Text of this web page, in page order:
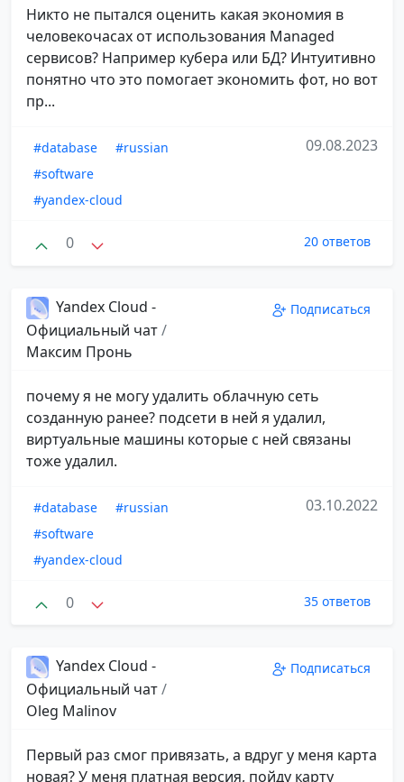
Никто не пытался оценить какая экономия в
человекочасах от использования Managed
сервисов? Например кубера или БД? Интуитивно
понятно что это помогает экономить фот, но вот
пр...
#database
#russian
#software
#yandex-cloud
09.08.2023
0 20 ответов
Yandex Cloud -
Официальный чат/
Максим Пронь
Подписаться
почему я не могу удалить облачную сеть
созданную ранее? подсети в ней я удалил,
виртуальные машины которые с ней связаны
тоже удалил.
#database
#russian
#software
#yandex-cloud
03.10.2022
0 35 ответов
Yandex Cloud -
Официальный чат/
Oleg Malinov
Подписаться
Первый раз смог привязать, а вдруг у меня карта
новая? У меня платная версия, пойду карту